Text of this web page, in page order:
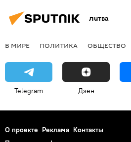
Литва
В МИРЕ ПОЛИТИКА ОБЩЕСТВО
Telegram Дзен
О проекте Реклама Контакты